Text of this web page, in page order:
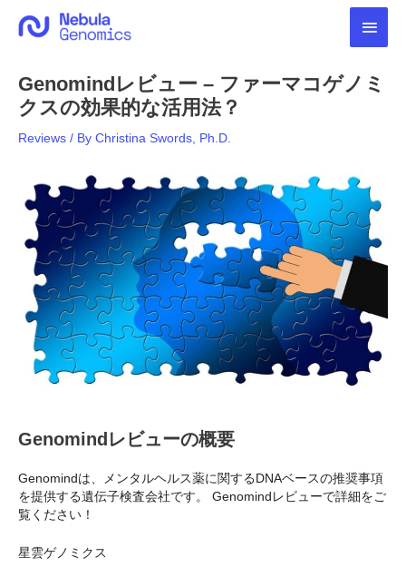
メ
ン
ュ
ー
Genomindレビュー – ファーマコゲノミ
クスの効果的な活用法？
Reviews / By Christina Swords, Ph.D.
Genomindレビューの概要
Genomindは、メンタルヘルス薬に関するDNAベースの推奨事項
を提供する遺伝子検査会社です。 Genomindレビューで詳細をご
覧ください！
星雲ゲノミクス